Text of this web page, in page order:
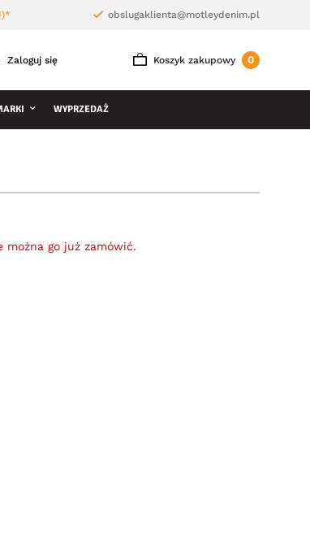
obslugaklienta@motleydenim.pl
Koszyk zakupowy 0
Zaloguj się
WYPRZEDAŻ
go już zamówić.